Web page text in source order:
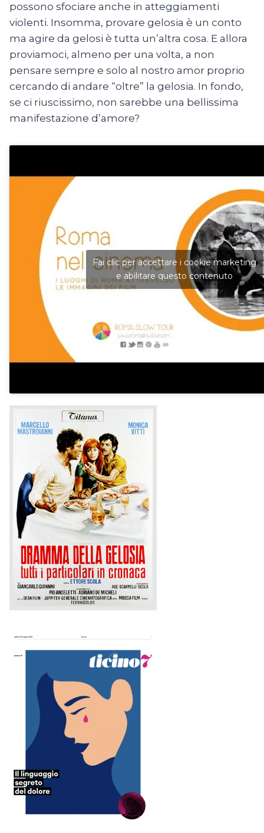
possono sfociare anche in atteggiamenti
violenti. Insomma, provare gelosia è un conto
ma agire da gelosi è tutta un’altra cosa. E allora
proviamoci, almeno per una volta, a non
pensare sempre e solo al nostro amor proprio
cercando di andare “oltre” la gelosia. In fondo,
se ci riuscissimo, non sarebbe una bellissima
manifestazione d’amore?
Fai clic per accettare i cookie marketing
e abilitare questo contenuto